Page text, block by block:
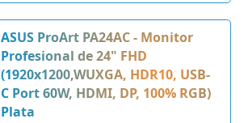
ViewSonic es una marca reconocida
en el mercado de monitores con una
amplia experiencia en tecnología de
visualización.
ASUS ProArt PA24AC - Monitor
Profesional de 24" FHD
(1920x1200,WUXGA, HDR10, USB-
C Port 60W, HDMI, DP, 100% RGB)
Plata